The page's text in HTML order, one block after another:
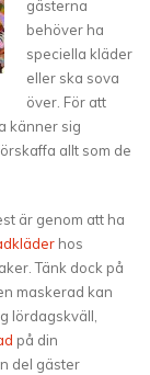
gästerna
behöver ha
speciella kläder
eller ska sova
över. För att
känner sig
allt som de
är genom att ha
hos
Tänk dock på
maskerad kan
lördagskväll,
på din
del gäster